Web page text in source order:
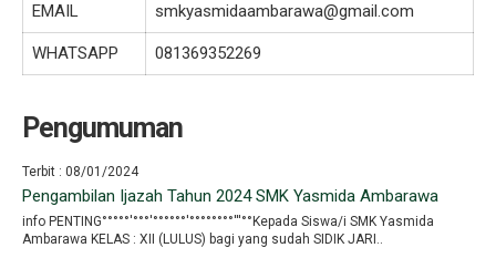
EMAIL smkyasmidaambarawa@gmail.com
WHATSAPP 081369352269
Pengumuman
Terbit : 08/01/2024
Pengambilan Ijazah Tahun 2024 SMK Yasmida Ambarawa
info PENTING°°°°°′°°°′°°°°°°′°°°°°°°°′′′°°Kepada Siswa/i SMK Yasmida
Ambarawa KELAS : XII (LULUS) bagi yang sudah SIDIK JARI..